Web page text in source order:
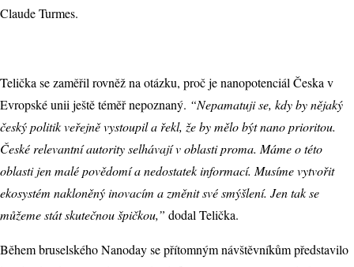
Claude Turmes.
Telička se zaměřil rovněž na otázku, proč je nanopotenciál Česka v
Evropské unii ještě téměř nepoznaný. “Nepamatuji se, kdy by nějaký
český politik veřejně vystoupil a řekl, že by mělo být nano prioritou.
České relevantní autority selhávají v oblasti proma. Máme o této
oblasti jen malé povědomí a nedostatek informací. Musíme vytvořit
ekosystém nakloněný inovacím a změnit své smýšlení. Jen tak se
můžeme stát skutečnou špičkou,” dodal Telička.
Během bruselského Nanoday se přítomným návštěvníkům představilo